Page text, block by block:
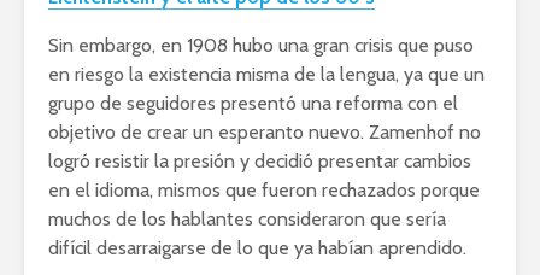
Sin embargo, en 1908 hubo una gran crisis que puso
en riesgo la existencia misma de la lengua, ya que un
grupo de seguidores presentó una reforma con el
objetivo de crear un esperanto nuevo. Zamenhof no
logró resistir la presión y decidió presentar cambios
en el idioma, mismos que fueron rechazados porque
muchos de los hablantes consideraron que sería
difícil desarraigarse de lo que ya habían aprendido.